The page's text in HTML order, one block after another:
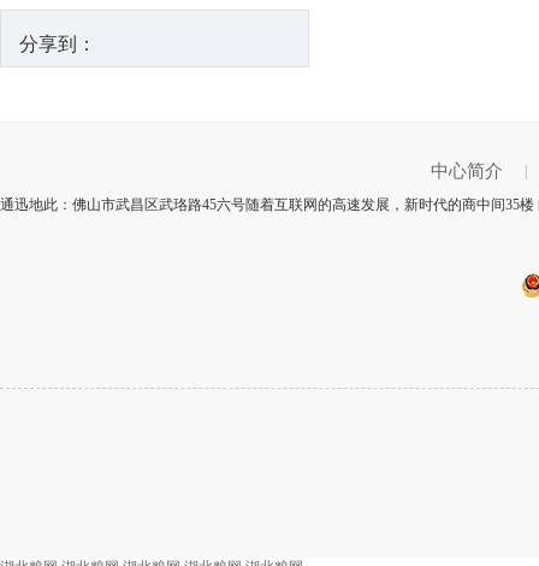
分享到：
中心简介
通迅地此：佛山市武昌区武珞路45六号随着互联网的高速发展，新时代的商中间35